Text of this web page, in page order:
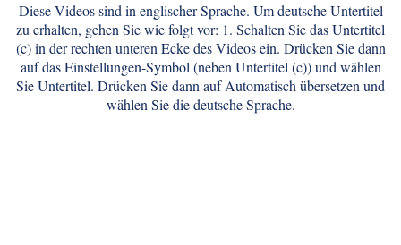
Diese Videos sind in englischer Sprache. Um deutsche Untertitel
zu erhalten, gehen Sie wie folgt vor: 1. Schalten Sie das Untertitel
(c) in der rechten unteren Ecke des Videos ein. Drücken Sie dann
auf das Einstellungen-Symbol (neben Untertitel (c)) und wählen
Sie Untertitel. Drücken Sie dann auf Automatisch übersetzen und
wählen Sie die deutsche Sprache.